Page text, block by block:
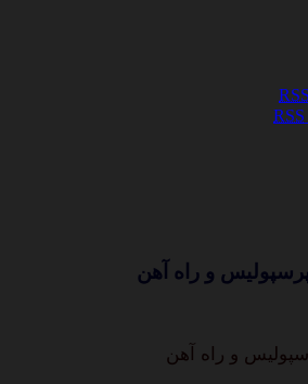
RSS
RSS
و راه آهن
و راه آهن